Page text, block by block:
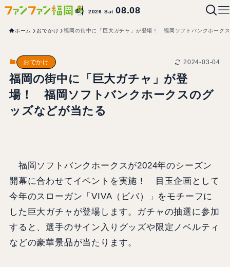
2026 Sat08.08
ホーム おでかけ 福岡の街中に「巨大ガチャ」が登場！ 福岡ソフトバンクホーク
おでかけ 2024-03-04
福岡の街中に「巨大ガチャ」が登
場！ 福岡ソフトバンクホークスのグ
ッズなどが当たる
福岡ソフトバンクホークスが2024年のシーズン
開幕に合わせてイベントを実施！ 目玉企画として
今年のスローガン「VIVA（ビバ）」をモチーフに
した巨大ガチャが登場します。ガチャの抽選に参加
すると、選手のサイン入りグッズや限定ノベルティ
などの豪華景品が当たります。